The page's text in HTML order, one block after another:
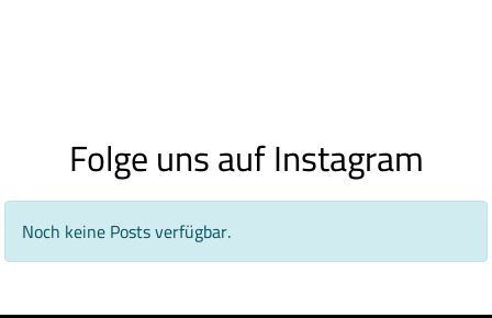
Folge uns auf Instagram
Noch keine Posts verfügbar.